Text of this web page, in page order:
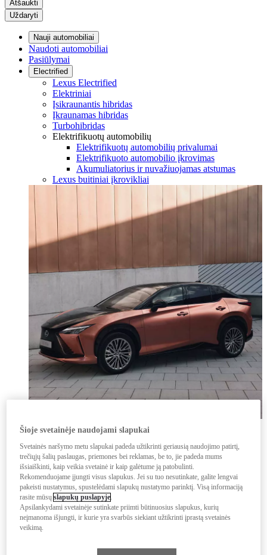
Atšaukti
Uždaryti
Nauji automobiliai
Naudoti automobiliai
Pasiūlymai
Electrified
Lexus Electrified
Elektriniai
Įsikraunantis hibridas
Įkraunamas hibridas
Turbohibridas
Elektrifikuotų automobilių
Elektrifikuotų automobilių privalumai
Elektrifikuoto automobilio įkrovimas
Akumuliatorius ir nuvažiuojamas atstumas
Lexus buitiniai įkrovikliai
LEXUS ELECTRIFIED
Susipažinkite su Lexus Electrified
Savininkams
Užsisakyti paslaugą
Servisas ir priežiūra
Lexus priežiūra
Patikra dėl atšaukimo
Hibridinės sistemos būklės patikra
Oro filtro valymas
Padangos
Garantija ir pagalba kelyje
Šioje svetainėje naudojami slapukai
Svetainės naršymo metu slapukai padeda užtikrinti geriausią naudojimo patirtį,
trečiųjų šalių paslaugas, priemones bei reklamas, be to, jie padeda mums
išsiaiškinti, kaip veikia svetainė ir kaip galėtume ją patobulinti.
Rekomenduojame įjungti visus slapukus. Jei su tuo nesutinkate, galite lengvai
pakeisti nustatymus, spustelėdami slapukų nustatymo parinktį. Visą informaciją
rasite mūsųslapukų puslapyje
Apsilankydami svetainėje sutinkate priimti būtinuosius slapukus, kurių
neįmanoma išjungti, ir kurie yra svarbūs siekiant užtikrinti įprastą svetainės
veikimą.